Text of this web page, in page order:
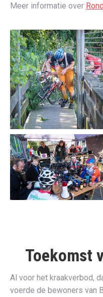
Meer informatie over
Toekomst
Al voor het kraakverbod,
voerde de bewoners van